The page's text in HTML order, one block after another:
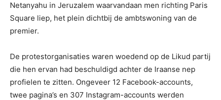
Netanyahu in Jeruzalem waarvandaan men richting Paris
Square liep, het plein dichtbij de ambtswoning van de
premier.
De protestorganisaties waren woedend op de Likud partij
die hen ervan had beschuldigd achter de Iraanse nep
profielen te zitten. Ongeveer 12 Facebook-accounts,
twee pagina’s en 307 Instagram-accounts werden